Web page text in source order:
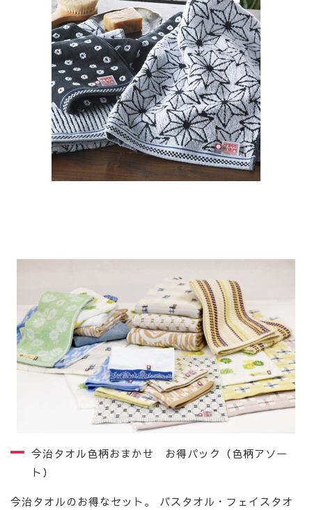
今治タオル色柄おまかせ お得パック（色柄アソー
ト）
今治タオルのお得なセット。 バスタオル・フェイスタオ